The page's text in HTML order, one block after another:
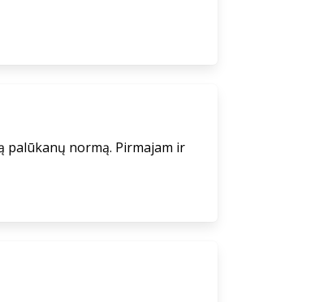
palūkanų normą. Pirmajam ir